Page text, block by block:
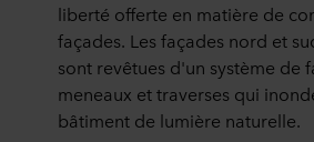
liberté offerte en matière de
façades. Les façades nord et
sont revêtues d'un système de
meneaux et traverses qui
bâtiment de lumière naturelle.